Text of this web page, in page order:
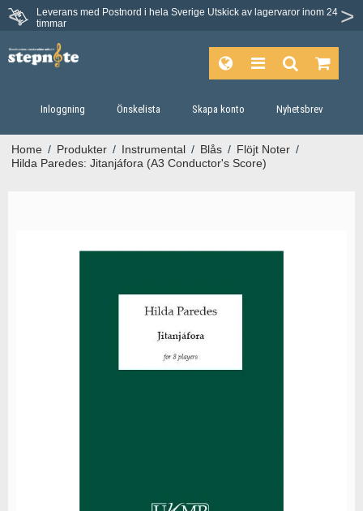
Leverans med Postnord i hela Sverige Utskick av lagervaror inom 24
timmar
Du har 30 dagars ångerrätt.
Inloggning Önskelista Skapa konto Nyhetsbrev
Home / Produkter / Instrumental / Blås / Flöjt Noter /
Hilda Paredes: Jitanjáfora (A3 Conductor's Score)